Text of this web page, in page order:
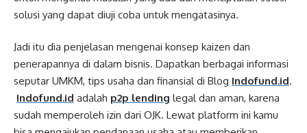
solusi yang dapat diuji coba untuk mengatasinya.
Jadi itu dia penjelasan mengenai konsep kaizen dan
penerapannya di dalam bisnis. Dapatkan berbagai informasi
seputar UMKM, tips usaha dan finansial di Blog Indofund.id.
Indofund.id adalah p2p lending legal dan aman, karena
sudah memperoleh izin dari OJK. Lewat platform ini kamu